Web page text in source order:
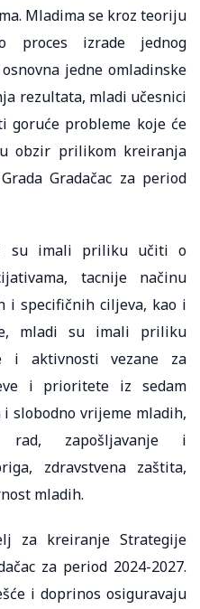
Mladima se kroz teoriju
proces izrade jednog
jedne omladinske
rezultata, mladi učesnici
probleme koje će
obzir prilikom kreiranja
Gradačac za period
su imali priliku učiti o
tacnije načinu
i specifičnih ciljeva, kao i
mladi su imali priliku
i aktivnosti vezane za
i prioritete iz sedam
slobodno vrijeme mladih,
rad, zapošljavanje i
zdravstvena zaštita,
mladih.
za kreiranje Strategije
za period 2024-2027.
i doprinos osiguravaju